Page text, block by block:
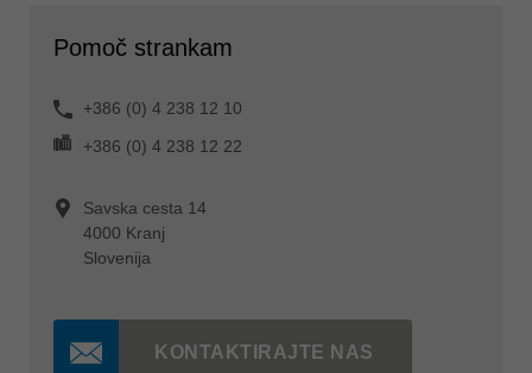
Pomoč strankam
+386 (0) 4 238 12 10
+386 (0) 4 238 12 22
Savska cesta 14
4000 Kranj
Slovenija
KONTAKTIRAJTE NAS